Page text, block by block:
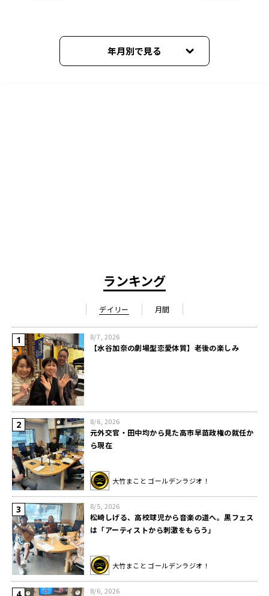
年月別で見る
ランキング
デイリー 月間
8/7, 2026
【水谷加奈の劇場型恋愛体質】老後の楽しみ
8/6, 2026
元外交官・田中均から見た高市早苗政権の就任か
ら現在
大竹まこと ゴールデンラジオ！
8/5, 2026
松崎しげる、高校球児から音楽の道へ。黒フェス
は「アーティストから刺激をもらう」
大竹まこと ゴールデンラジオ！
8/6, 2026